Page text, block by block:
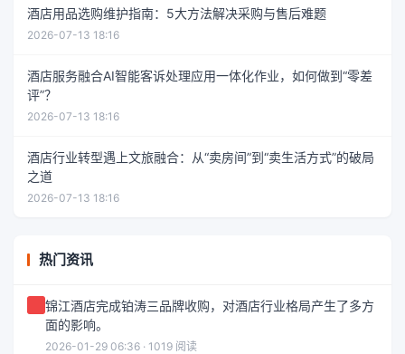
酒店用品选购维护指南：5大方法解决采购与售后难题
2026-07-13 18:16
酒店服务融合AI智能客诉处理应用一体化作业，如何做到“零差
评”？
2026-07-13 18:16
酒店行业转型遇上文旅融合：从“卖房间”到“卖生活方式”的破局
之道
2026-07-13 18:16
热门资讯
锦江酒店完成铂涛三品牌收购，对酒店行业格局产生了多方
面的影响。
2026-01-29 06:36 · 1019 阅读